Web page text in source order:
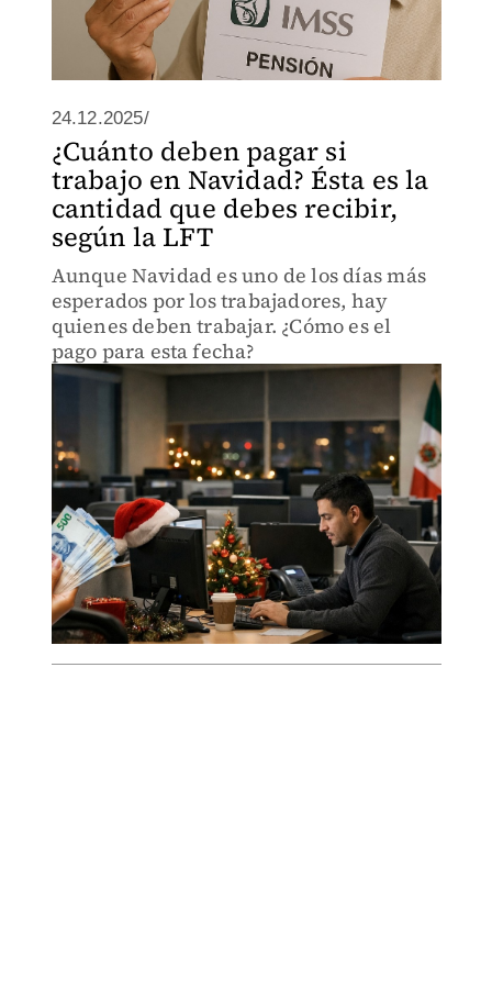
24.12.2025/
¿Cuánto deben pagar si
trabajo en Navidad? Ésta es la
cantidad que debes recibir,
según la LFT
Aunque Navidad es uno de los días más
esperados por los trabajadores, hay
quienes deben trabajar. ¿Cómo es el
pago para esta fecha?